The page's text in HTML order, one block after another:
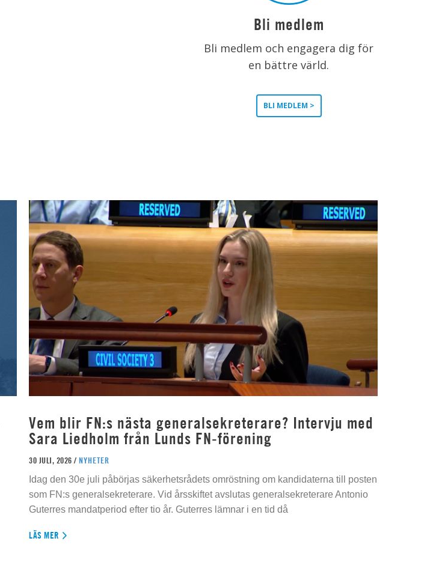
Bli medlem
Bli medlem och engagera dig för
en bättre värld.
BLI MEDLEM >
Vem blir FN:s nästa generalsekreterare? Intervju med
Sara Liedholm från Lunds FN-förening
30 JULI, 2026 / NYHETER
Idag den 30e juli påbörjas säkerhetsrådets omröstning om kandidaterna till posten
som FN:s generalsekreterare. Vid årsskiftet avslutas generalsekreterare Antonio
Guterres mandatperiod efter tio år. Guterres lämnar i en tid då
LÄS MER